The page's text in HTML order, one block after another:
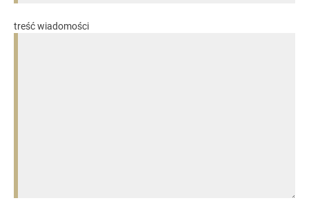
treść wiadomości